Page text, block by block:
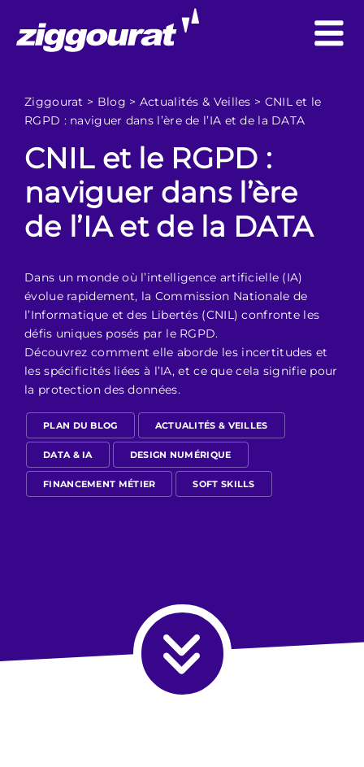
Ziggourat > Blog > Actualités & Veilles > CNIL et le
RGPD : naviguer dans l’ère de l’IA et de la DATA
CNIL et le RGPD :
naviguer dans l’ère
de l’IA et de la DATA
Dans un monde où l’intelligence artificielle (IA)
évolue rapidement, la Commission Nationale de
l’Informatique et des Libertés (CNIL) confronte les
défis uniques posés par le RGPD.
Découvrez comment elle aborde les incertitudes et
les spécificités liées à l’IA, et ce que cela signifie pour
la protection des données.
PLAN DU BLOG ACTUALITÉS & VEILLES
DATA & IA DESIGN NUMÉRIQUE
FINANCEMENT MÉTIER SOFT SKILLS